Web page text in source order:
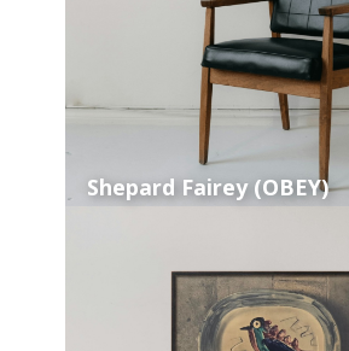
Shepard Fairey (OBEY)